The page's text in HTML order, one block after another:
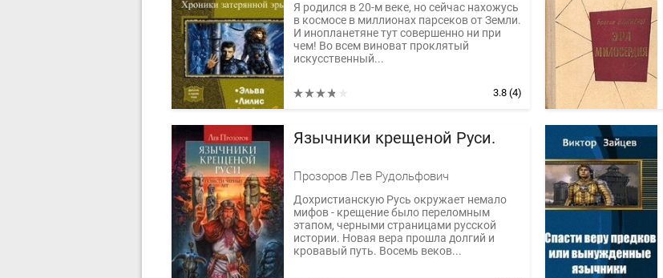
Я родился в 20-м веке, но сейчас нахожусь
в космосе в миллионах парсеков от Земли.
И инопланетяне тут совершенно ни при
чем! Во всем виноват проклятый
искусственный...
3.8 (4)
Язычники крещеной Руси.
Прозоров Лев Рудольфович
Дохристианскую Русь окружает немало
мифов - крещение было переломным
этапом, черными страницами русской
истории. Новая вера прошла долгий и
кровавый путь. Восемь веков...